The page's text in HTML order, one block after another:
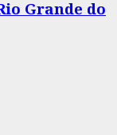
Grande do